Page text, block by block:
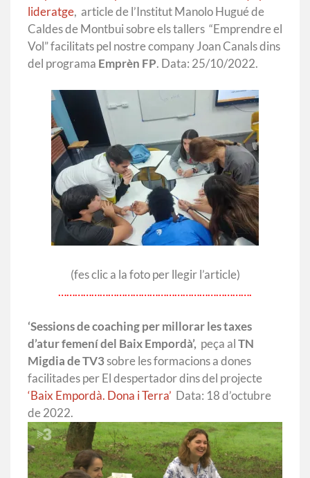
lideratge, article de l’Institut Manolo Hugué de
Caldes de Montbui sobre els tallers “Emprendre el
Vol” facilitats pel nostre company Joan Canals dins
del programa Emprèn FP. Data: 25/10/2022.
(fes clic a la foto per llegir l’article)
…………………………………………………………….
‘Sessions de coaching per millorar les taxes
d’atur femení del Baix Empordà’, peça al TN
Migdia de TV3sobre les formacions a dones
facilitades per El despertador dins del projecte
‘Baix Empordà. Dona i Terra’ Data: 18 d’octubre
de 2022.